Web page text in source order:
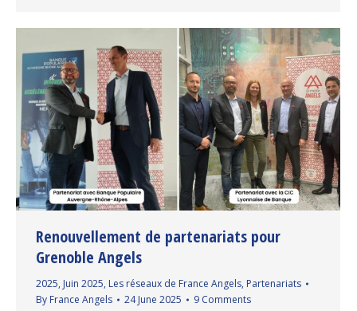
Renouvellement de partenariats pour
Grenoble Angels
2025, Juin 2025, Les réseaux de France Angels, Partenariats
By France Angels 24 June 2025 9 Comments